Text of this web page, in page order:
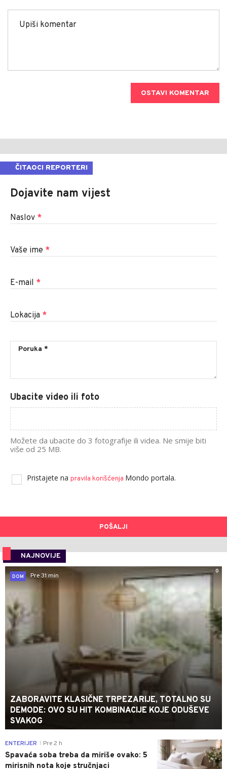
OSTAVI KOMENTAR
ČITAOCI REPORTERI
Dojavite nam vijest
Naslov *
Vaše ime *
E-mail *
Lokacija *
Ubacite video ili foto
Možete da ubacite do 3 fotografije ili videa. Ne smije biti
više od 25 MB.
Pristajete na pravila korišćenja Mondo portala.
POŠALJI
NAJNOVIJE
0
DOM
Pre 31 min
ZABORAVITE KLASIČNE TRPEZARIJE, TOTALNO SU
DEMODE: OVO SU HIT KOMBINACIJE KOJE ODUŠEVE
SVAKOG
0
ENTERIJER Pre 2 h
Spavaća soba treba da miriše ovako: 5
mirisnih nota koje stručnjaci